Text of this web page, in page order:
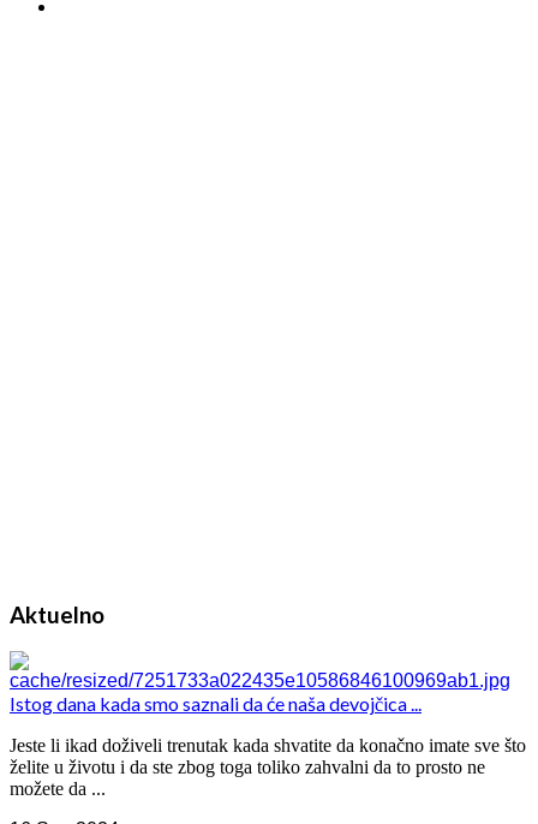
Aktuelno
Istog dana kada smo saznali da će naša devojčica ...
Jeste li ikad doživeli trenutak kada shvatite da konačno imate sve što
želite u životu i da ste zbog toga toliko zahvalni da to prosto ne
možete da ...